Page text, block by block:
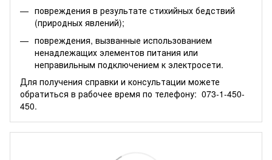
повреждения в результате стихийных бедствий
(природных явлений);
повреждения, вызванные использованием
ненадлежащих элементов питания или
неправильным подключением к электросети.
Для получения справки и консультации можете
обратиться в рабочее время по телефону: 073-1-450-
450.